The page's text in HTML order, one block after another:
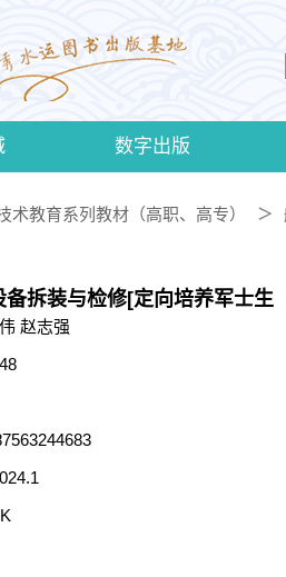
数字出版
术教育系列教材（高职、高专） ＞
备拆装与检修[定向培养军士生
赵志强